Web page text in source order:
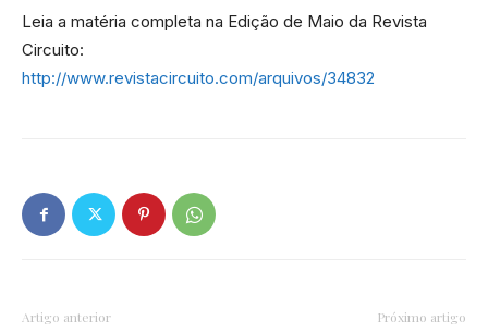
Leia a matéria completa na Edição de Maio da Revista
Circuito:
http://www.revistacircuito.com/arquivos/34832
Artigo anterior Próximo artigo